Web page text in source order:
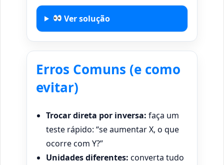
Ver solução
Erros Comuns (e como
evitar)
Trocar direta por inversa: faça um
teste rápido: “se aumentar X, o que
ocorre com Y?”
Unidades diferentes: converta tudo